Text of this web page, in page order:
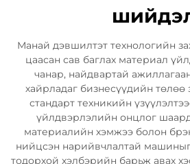
Манай дэвшилтэт технологийн
цаасан сав баглах материал
чанар, найдвартай
хайрладаг бизнесүүдийн төлөө
стандарт техникийн
үйлдвэрлэлийн онцлог
материалийн хэмжээ болон
нийцсэн нарийвчлалтай
тодорхой хэлбэрийн барьж авах